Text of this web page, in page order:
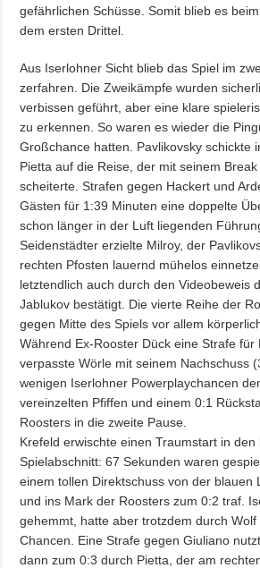
gefährlichen Schüsse. Somit blieb es
dem ersten Drittel.
Aus Iserlohner Sicht blieb das Spiel im
zerfahren. Die Zweikämpfe wurden
verbissen geführt, aber eine klare
zu erkennen. So waren es wieder die
Großchance hatten. Pavlikovsky schickte
Pietta auf die Reise, der mit seinem
scheiterte. Strafen gegen Hackert und
Gästen für 1:39 Minuten eine doppelte
schon länger in der Luft liegenden
Seidenstädter erzielte Milroy, der
rechten Pfosten lauernd mühelos
letztendlich auch durch den Videobeweis
Jablukov bestätigt. Die vierte Reihe der
gegen Mitte des Spiels vor allem
Während Ex-Rooster Dück eine Strafe für
verpasste Wörle mit seinem Nachschuss
wenigen Iserlohner Powerplaychancen
vereinzelten Pfiffen und einem 0:1
Roosters in die zweite Pause.
Krefeld erwischte einen Traumstart in den
Spielabschnitt: 67 Sekunden waren
einem tollen Direktschuss von der blauen
und ins Mark der Roosters zum 0:2 traf.
gehemmt, hatte aber trotzdem durch
Chancen. Eine Strafe gegen Giuliano
dann zum 0:3 durch Pietta, der am